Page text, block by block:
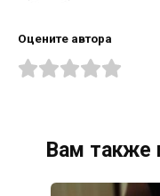
Оцените автора
Вам также